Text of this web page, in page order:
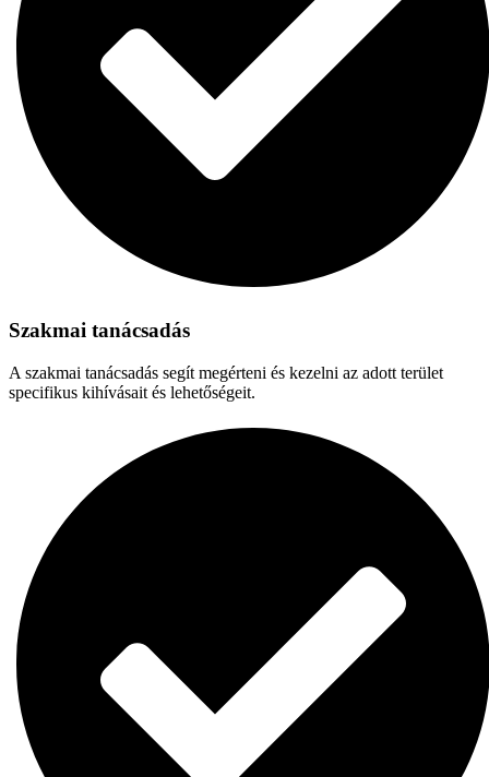
Szakmai tanácsadás
A szakmai tanácsadás segít megérteni és kezelni az adott terület
specifikus kihívásait és lehetőségeit.